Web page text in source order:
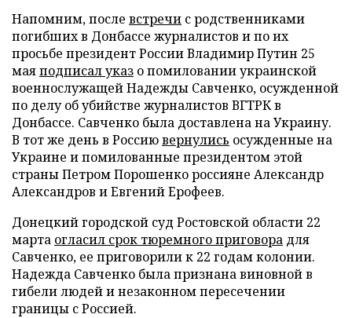
Напомним, после встречи с родственниками
погибших в Донбассе журналистов и по их
просьбе президент России Владимир Путин 25
маяподписал указ о помиловании украинской
военнослужащей Надежды Савченко, осужденной
по делу об убийстве журналистов ВГТРК в
Донбассе. Савченко была доставлена на Украину.
В тот же день в Россиювернулись осужденные на
Украине и помилованные президентом этой
страны Петром Порошенко россияне Александр
Александров и Евгений Ерофеев.
Донецкий городской суд Ростовской области 22
марта огласил срок тюремного приговора для
Савченко, ее приговорили к 22 годам колонии.
Надежда Савченко была признана виновной в
гибели людей и незаконном пересечении
границы с Россией.